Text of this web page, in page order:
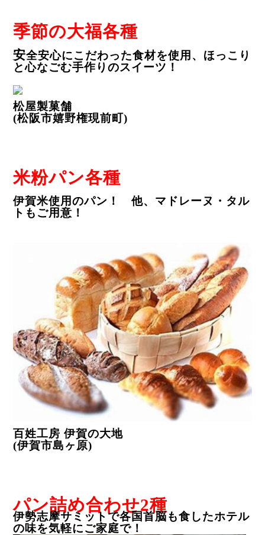
季節の大福各種
安全安心にこだわった食材を使用、ほっこり
と心なごむ手作りのスイーツ！
松屋製菓舗
(松阪市嬉野権現前町)
米粉パン各種
伊賀米使用のパン！ 他、マドレーヌ・タル
トもご用意！
百姓工房 伊賀の大地
(伊賀市島ヶ原)
パン詰め合わせ2種
伊勢志摩サミットで各国首脳も食したホテル
の味を気軽にご家庭で ！